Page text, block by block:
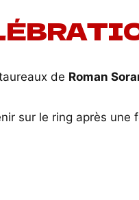
de Roman
sur le ring après une